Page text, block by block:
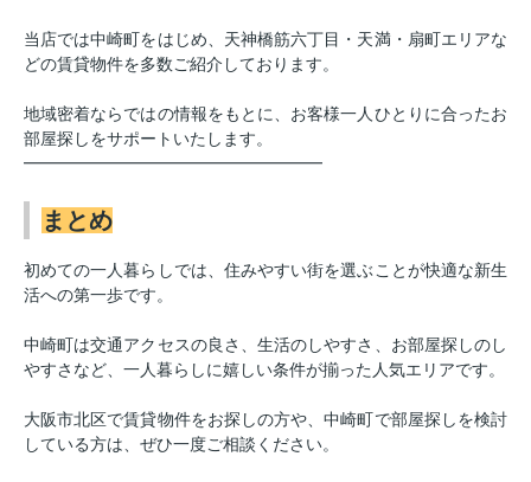
当店では中崎町をはじめ、天神橋筋六丁目・天満・扇町エリアな
どの賃貸物件を多数ご紹介しております。
地域密着ならではの情報をもとに、お客様一人ひとりに合ったお
部屋探しをサポートいたします。
━━━━━━━━━━━━━━━━━━
まとめ
初めての一人暮らしでは、住みやすい街を選ぶことが快適な新生
活への第一歩です。
中崎町は交通アクセスの良さ、生活のしやすさ、お部屋探しのし
やすさなど、一人暮らしに嬉しい条件が揃った人気エリアです。
大阪市北区で賃貸物件をお探しの方や、中崎町で部屋探しを検討
している方は、ぜひ一度ご相談ください。